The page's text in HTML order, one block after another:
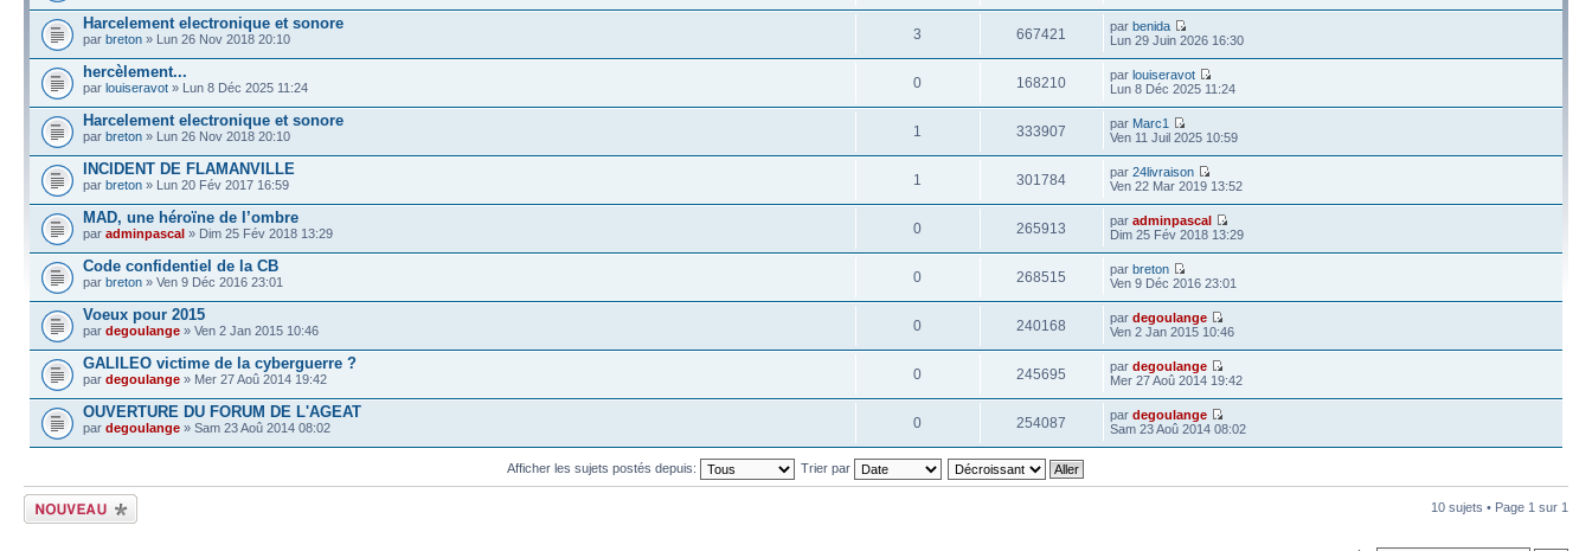
Harcelement electronique et sonore
par breton » Lun 26 Nov 2018 20:10 3 667421 parbenida
Lun 29 Juin 2026 16:30
hercèlement...
par louiseravot » Lun 8 Déc 2025 11:24 0 168210 parlouiseravot
Lun 8 Déc 2025 11:24
Harcelement electronique et sonore
par breton » Lun 26 Nov 2018 20:10 1 333907 par Marc1
Ven 11 Juil 2025 10:59
INCIDENT DE FLAMANVILLE
par breton » Lun 20 Fév 2017 16:59 1 301784 par24livraison
Ven 22 Mar 2019 13:52
MAD, une héroïne de l’ombre
par adminpascal » Dim 25 Fév 2018 13:29 0 265913 paradminpascal
Dim 25 Fév 2018 13:29
Code confidentiel de la CB
par breton » Ven 9 Déc 2016 23:01 0 268515 parbreton
Ven 9 Déc 2016 23:01
Voeux pour 2015
par degoulange » Ven 2 Jan 2015 10:46 0 240168 pardegoulange
Ven 2 Jan 2015 10:46
GALILEO victime de la cyberguerre ?
par degoulange » Mer 27 Aoû 2014 19:42 0 245695 pardegoulange
Mer 27 Aoû 2014 19:42
OUVERTURE DU FORUM DE L'AGEAT
par degoulange » Sam 23 Aoû 2014 08:02 0 254087 pardegoulange
Sam 23 Aoû 2014 08:02
Afficher les sujets postés depuis: Trier par
Écrire un nouveau
sujet
10 sujets • Page 1 sur 1